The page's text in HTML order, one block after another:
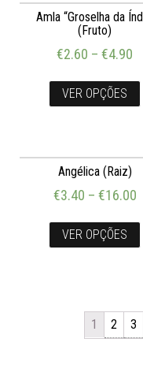
Amla “Groselha da
(Fruto)
€2.60 –€4.90
VER OPÇÕES
Angélica (Raiz)
€3.40 – €16.00
VER OPÇÕES
1 2 3